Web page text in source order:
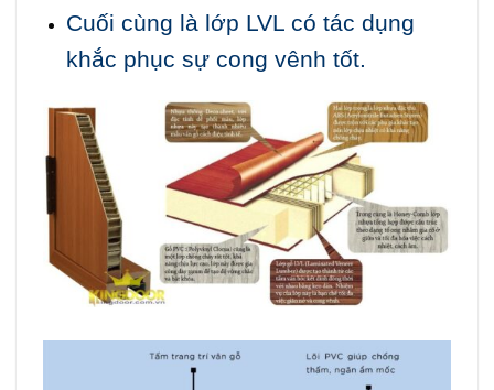
Cuối cùng là lớp LVL có tác dụng
khắc phục sự cong vênh tốt.